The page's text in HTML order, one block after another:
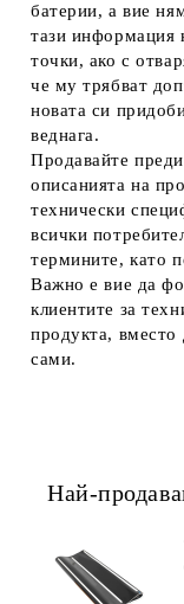
батерии, а вие
тази информация
точки, ако с
че му трябват
новата си
веднага.
Продавайте
описанията на
технически
всички
термините, като
Важно е вие да
клиентите за
продукта, вместо
сами.
Най-